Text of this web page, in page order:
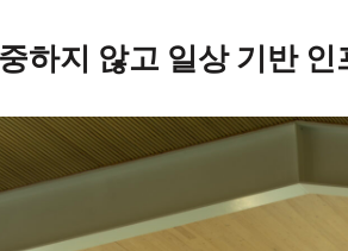
하지 않고 일상 기반